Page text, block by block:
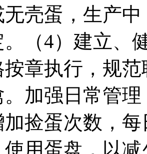
壳蛋，生产
（4）建立、
章执行，规
加强日常管
捡蛋次数，
使用蛋盘，以